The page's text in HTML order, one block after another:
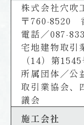
株式会社穴
〒760-8520
電話／087-
宅地建物取引
（14）第
所属団体／公
取引業協会、
議会
施工会社